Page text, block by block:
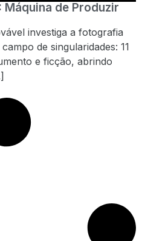
Máquina de Produzir
investiga a fotografia
de singularidades: 11
e ficção, abrindo